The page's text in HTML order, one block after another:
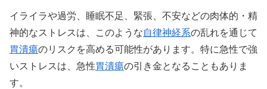
イライラや過労、睡眠不足、緊張、不安などの肉体的・精
神的なストレスは、このような自律神経系の乱れを通じて
胃潰瘍のリスクを高める可能性があります。特に急性で強
いストレスは、急性胃潰瘍の引き金となることもありま
す。